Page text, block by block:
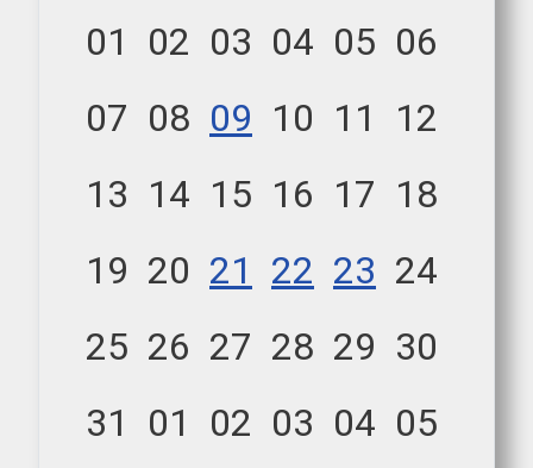
01
02 03 04 05 06
07 08 09 10 11
12
13 14 15 16 17 18
19 20 21 22 23 24
25 26 27 28 29 30
31
01 02 03 04 05